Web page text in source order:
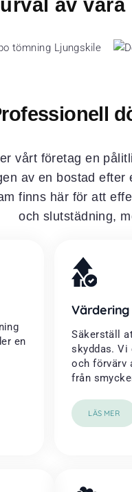
av
vårt företag en
av en bostad
finns här för att
och slutstädning,
en
Säkerställ
skyddas. Vi
och förvärv
från
LÄS MER